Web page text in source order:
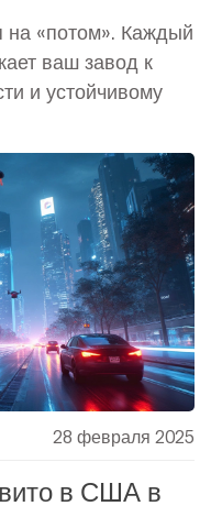
на «потом». Каждый
ваш завод к
и устойчивому
28 февраля 2025
в США в